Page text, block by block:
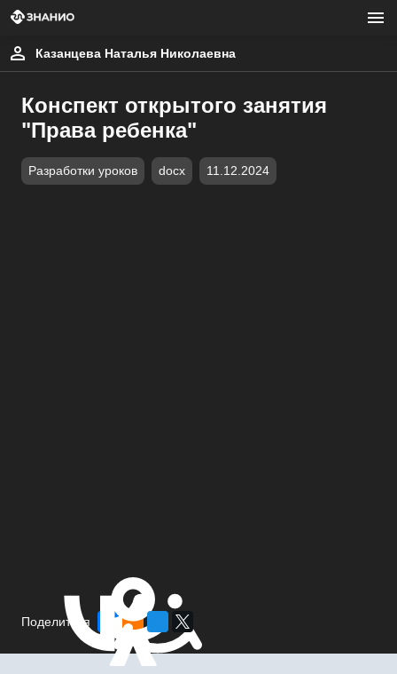
Казанцева Наталья Николаевна
Конспект открытого занятия
"Права ребенка"
Разработки уроков docx 11.12.2024
Поделиться